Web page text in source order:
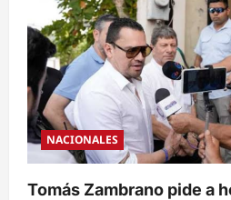
NACIONALES
Tomás Zambrano pide a